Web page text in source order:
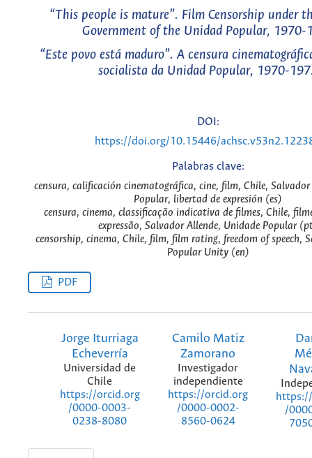
“This people is mature”. Film Censorship under
Government of the Unidad Popular, 1970-
“Este povo está maduro”. A censura
socialista da Unidad Popular, 1970-
DOI:
https://doi.org/10.15446/
Palabras clave:
censura, calificación cinematográfica, cine, film, Chile,
Popular, libertad de expresión (es)
censura, cinema, classificação indicativa de filmes, Chile,
expressão, Salvador Allende, Unidade Popular
censorship, cinema, Chile, film, film rating, freedom of speech,
Popular Unity (en)
PDF
Jorge Iturriaga
Echeverría
Universidad de
Chile
https://orcid.org
/0000-0003-
0238-8080
Camilo Matiz
Zamorano
Investigador
independiente
https://orcid.org
/0000-0002-
8560-0624
/